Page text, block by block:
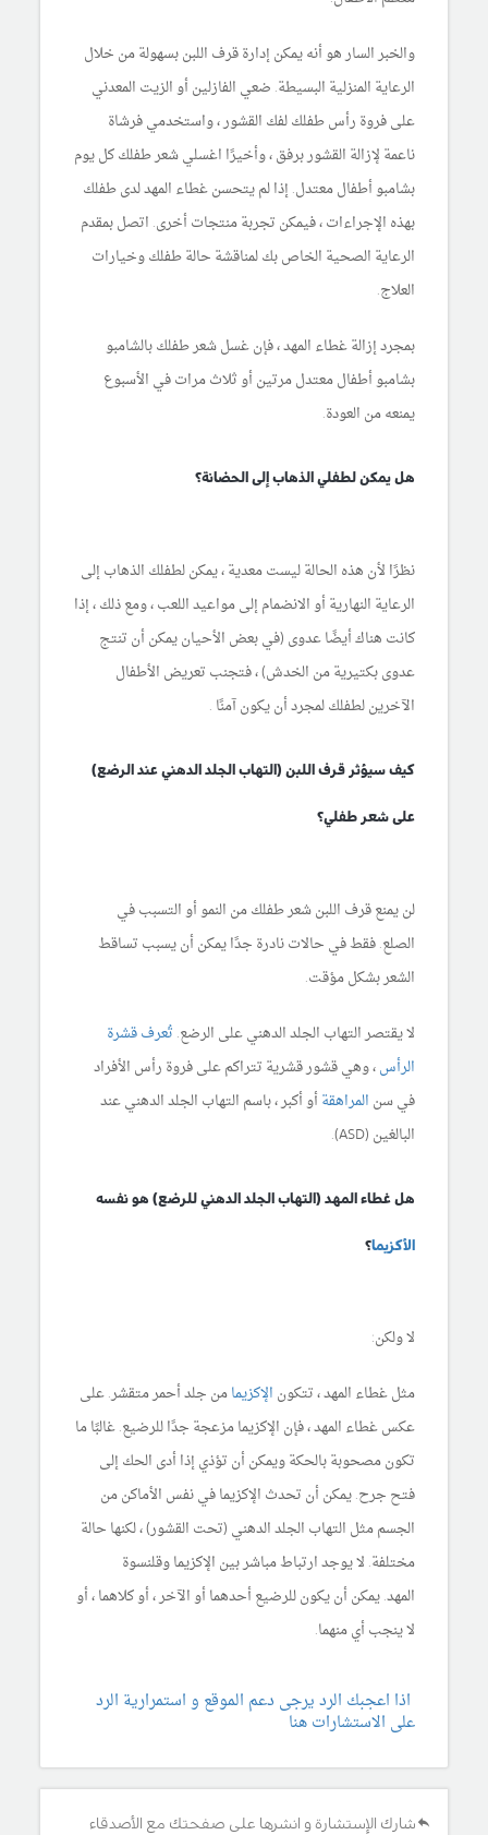
والخبر السار هو أنه يمكن إدارة قرف اللبن بسهولة من خلال
الرعاية المنزلية البسيطة. ضعي الفازلين أو الزيت المعدني
على فروة رأس طفلك لفك القشور ، واستخدمي فرشاة
ناعمة لإزالة القشور برفق ، وأخيرًا اغسلي شعر طفلك كل يوم
بشامبو أطفال معتدل. إذا لم يتحسن غطاء المهد لدى طفلك
بهذه الإجراءات ، فيمكن تجربة منتجات أخرى. اتصل بمقدم
الرعاية الصحية الخاص بك لمناقشة حالة طفلك وخيارات
العلاج.
بمجرد إزالة غطاء المهد ، فإن غسل شعر طفلك بالشامبو
بشامبو أطفال معتدل مرتين أو ثلاث مرات في الأسبوع
يمنعه من العودة.
هل يمكن لطفلي الذهاب إلى الحضانة؟
نظرًا لأن هذه الحالة ليست معدية ، يمكن لطفلك الذهاب إلى
الرعاية النهارية أو الانضمام إلى مواعيد اللعب ، ومع ذلك ، إذا
كانت هناك أيضًا عدوى (في بعض الأحيان يمكن أن تنتج
عدوى بكتيرية من الخدش) ، فتجنب تعريض الأطفال
الآخرين لطفلك لمجرد أن يكون آمنًا .
كيف سيؤثر قرف اللبن (التهاب الجلد الدهني عند الرضع)
على شعر طفلي؟
لن يمنع قرف اللبن شعر طفلك من النمو أو التسبب في
الصلع. فقط في حالات نادرة جدًا يمكن أن يسبب تساقط
الشعر بشكل مؤقت.
لا يقتصر التهاب الجلد الدهني على الرضع. تُعرف قشرة
الرأس، وهي قشور قشرية تتراكم على فروة رأس الأفراد
في سن المراهقة أو أكبر ، باسم التهاب الجلد الدهني عند
البالغين (ASD).
هل غطاء المهد (التهاب الجلد الدهني للرضع) هو نفسه
الأكزيما؟
لا ولكن:
مثل غطاء المهد ، تتكون الإكزيمامن جلد أحمر متقشر. على
عكس غطاء المهد ، فإن الإكزيما مزعجة جدًا للرضيع. غالبًا ما
تكون مصحوبة بالحكة ويمكن أن تؤذي إذا أدى الحك إلى
فتح جرح. يمكن أن تحدث الإكزيما في نفس الأماكن من
الجسم مثل التهاب الجلد الدهني (تحت القشور) ، لكنها حالة
مختلفة. لا يوجد ارتباط مباشر بين الإكزيما وقلنسوة
المهد. يمكن أن يكون للرضيع أحدهما أو الآخر ، أو كلاهما ، أو
لا ينجب أي منهما.
اذا اعجبك الرد يرجى دعم الموقع و استمرارية الرد
على الاستشارات هنا
شارك الإستشارة و انشرها على صفحتك مع الأصدقاء